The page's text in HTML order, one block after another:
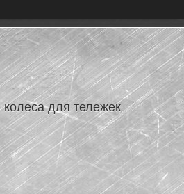
для тележек